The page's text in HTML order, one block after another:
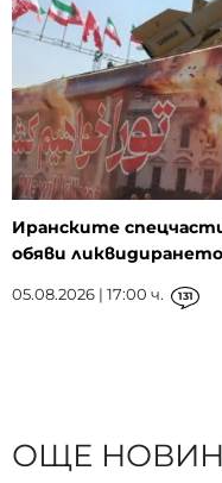
Иранските
обяви
05.08.2026 | 17:00 ч. 131
ОЩЕ